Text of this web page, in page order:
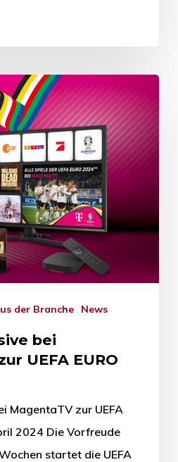
Aus der Branche News
bei
UEFA EURO
MagentaTV zur UEFA
2024 Die Vorfreude
startet die UEFA